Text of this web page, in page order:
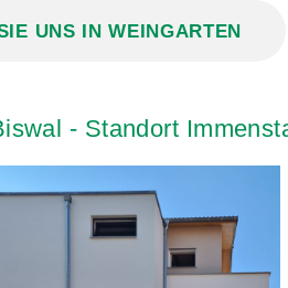
UNS IN WEINGARTEN
- Standort